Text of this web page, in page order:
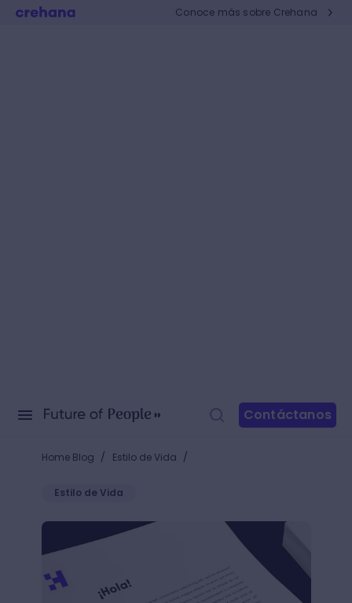
Conoce más sobre Crehana
Contáctanos
Home Blog / Estilo de Vida /
Estilo de Vida
¿Cómo escribir una carta formal? + Herramientas